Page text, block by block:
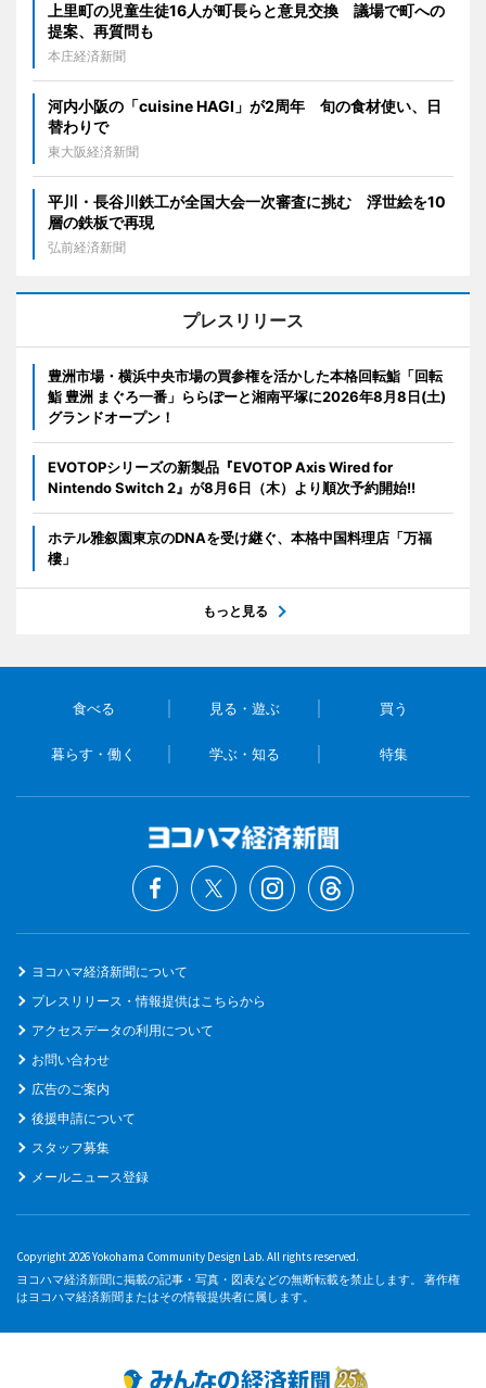
上里町の児童生徒16人が町長らと意見交換 議場で町への
提案、再質問も
本庄経済新聞
河内小阪の「cuisine HAGI」が2周年 旬の食材使い、日
替わりで
東大阪経済新聞
平川・長谷川鉄工が全国大会一次審査に挑む 浮世絵を10
層の鉄板で再現
弘前経済新聞
プレスリリース
豊洲市場・横浜中央市場の買参権を活かした本格回転鮨「回転
鮨 豊洲 まぐろ一番」ららぽーと湘南平塚に2026年8月8日(土)
グランドオープン！
EVOTOPシリーズの新製品『EVOTOP Axis Wired for
Nintendo Switch 2』が8月6日（木）より順次予約開始!!
ホテル雅叙園東京のDNAを受け継ぐ、本格中国料理店「万福
樓」
もっと見る
食べる 見る・遊ぶ 買う
暮らす・働く 学ぶ・知る 特集
ヨコハマ経済新聞について
プレスリリース・情報提供はこちらから
アクセスデータの利用について
お問い合わせ
広告のご案内
後援申請について
スタッフ募集
メールニュース登録
Copyright 2026 Yokohama Community Design Lab. All rights reserved.
ヨコハマ経済新聞に掲載の記事・写真・図表などの無断転載を禁止します。 著作権
はヨコハマ経済新聞またはその情報提供者に属します。